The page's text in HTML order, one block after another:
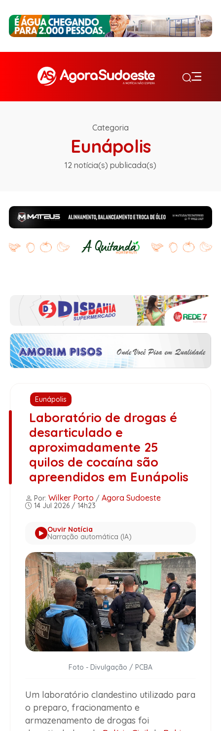
Categoria
Eunápolis
12 notícia(s) publicada(s)
Eunápolis
Laboratório de drogas é
desarticulado e
aproximadamente 25
quilos de cocaína são
apreendidos em Eunápolis
Por: Wilker Porto / Agora Sudoeste
14 Jul 2026 / 14h23
Ouvir Notícia
Narração automática (IA)
Foto - Divulgação / PCBA
Um laboratório clandestino utilizado para
o preparo, fracionamento e
armazenamento de drogas foi